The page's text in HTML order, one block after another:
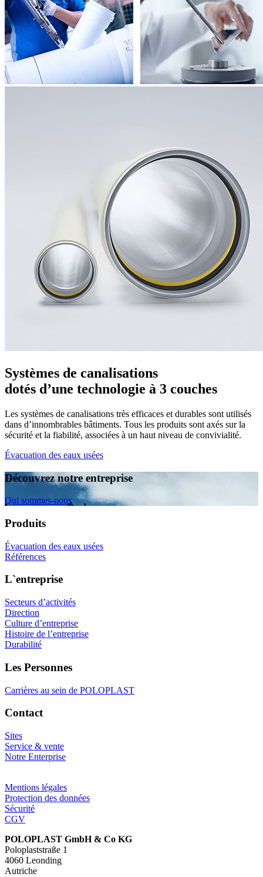
Systèmes de canalisations
dotés d’une technologie à 3 couches
Les systèmes de canalisations très efficaces et durables sont utilisés
dans d’innombrables bâtiments. Tous les produits sont axés sur la
sécurité et la fiabilité, associées à un haut niveau de convivialité.
Évacuation des eaux usées
Découvrez notre entreprise
Qui sommes-nous
Produits
Évacuation des eaux usées
Références
L`entreprise
Secteurs d’activités
Direction
Culture d’entreprise
Histoire de l’entreprise
Durabilité
Les Personnes
Carrières au sein de POLOPLAST
Contact
Sites
Service & vente
Notre Enterprise
Mentions légales
Protection des données
Sécurité
CGV
POLOPLAST GmbH & Co KG
Poloplaststraße 1
4060 Leonding
Autriche